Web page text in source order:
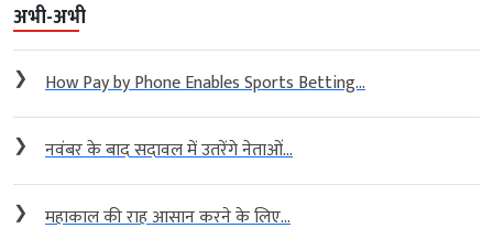
अभी-अभी
❯ How Pay by Phone Enables Sports Betting...
❯ नवंबर के बाद सदावल में उतरेंगे नेताओं...
❯ महाकाल की राह आसान करने के लिए...